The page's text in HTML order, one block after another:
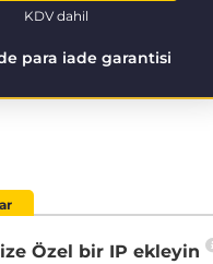
para iade garantisi
KDV dahil
Özel bir IP ekleyin